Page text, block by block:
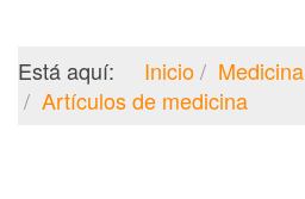
Está aquí: Inicio
Medicina
Artículos de medicina